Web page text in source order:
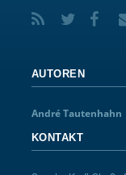
AUTOREN
André Tautenhahn
KONTAKT